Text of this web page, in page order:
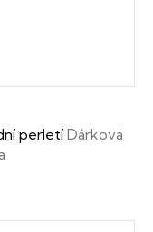
perletí Dárková